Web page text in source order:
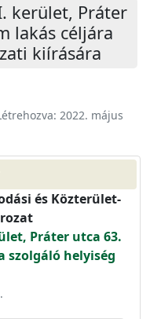
kerület, Práter
lakás céljára
kiírására
2022. május
és Közterület-
Práter utca 63.
szolgáló helyiség